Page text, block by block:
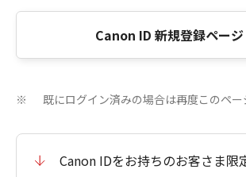
Canon ID 新規登録ページ
※ 既にログイン済みの場合は再度このペー
Canon IDをお持ちのお客さま限